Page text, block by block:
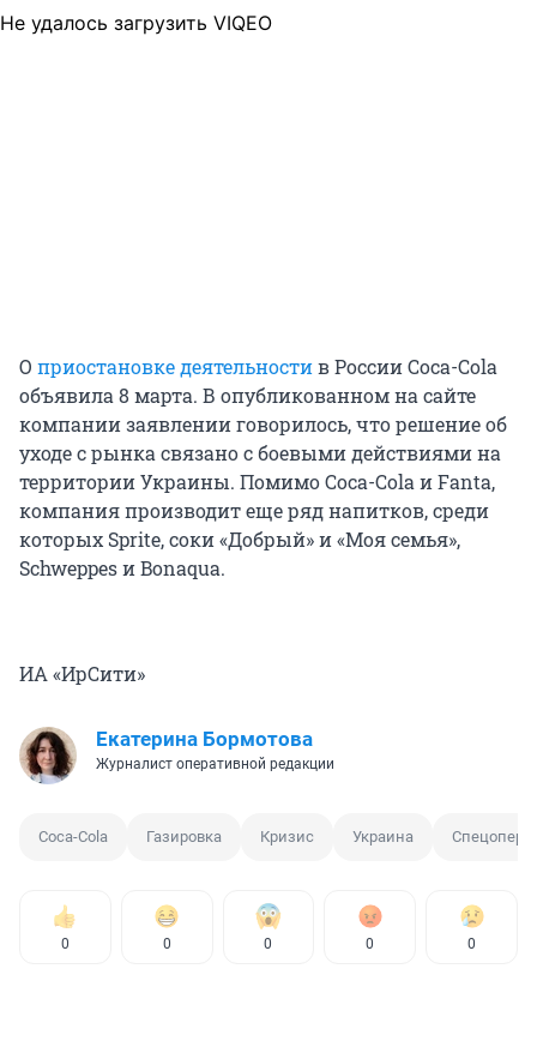
Не удалось загрузить VIQEO
О приостановке деятельностив России Coca-Cola
объявила 8 марта. В опубликованном на сайте
компании заявлении говорилось, что решение об
уходе с рынка связано с боевыми действиями на
территории Украины. Помимо Coca-Cola и Fanta,
компания производит еще ряд напитков, среди
которых Sprite, соки «Добрый» и «Моя семья»,
Schweppes и Bonaqua.
ИА «ИрСити»
Екатерина Бормотова
Журналист оперативной редакции
Coca-Cola Газировка Кризис Украина
0 0 0 0 0